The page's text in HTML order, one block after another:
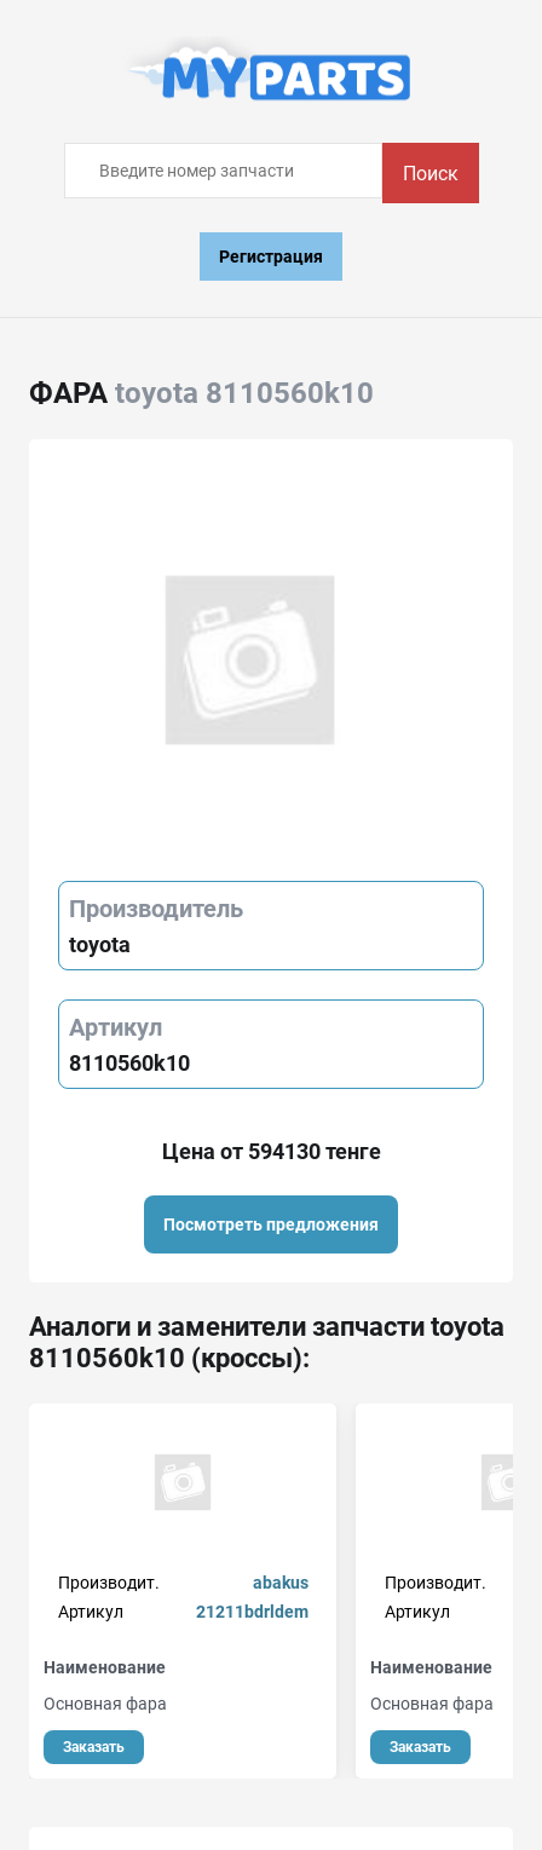
Поиск
Регистрация
ФАРА toyota 8110560k10
Производитель
toyota
Артикул
8110560k10
Цена от 594130 тенге
Посмотреть предложения
Аналоги и заменители запчасти toyota
8110560k10 (кроссы):
Производит.
abakus
Артикул
21211bdrldem
Наименование
Основная фара
Заказать
Производит.
Артикул
Наименование
Основная фара
Заказать